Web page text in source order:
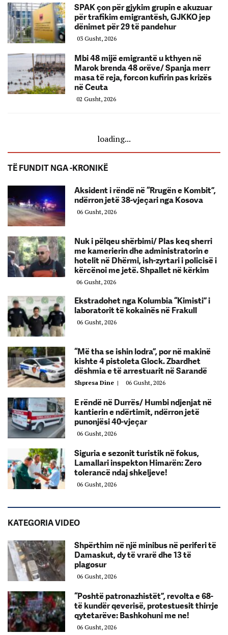
SPAK çon për gjykim grupin e akuzuar
për trafikim emigrantësh, GJKKO jep
dënimet për 29 të pandehur
03 Gusht, 2026
Mbi 48 mijë emigrantë u kthyen në
Marok brenda 48 orëve/ Spanja merr
masa të reja, forcon kufirin pas krizës
në Ceuta
02 Gusht, 2026
loading...
TË FUNDIT NGA -KRONIKË
Aksident i rëndë në “Rrugën e Kombit”,
ndërron jetë 38-vjeçari nga Kosova
06 Gusht, 2026
Nuk i pëlqeu shërbimi/ Plas keq sherri
me kamerierin dhe administratorin e
hotelit në Dhërmi, ish-zyrtari i policisë i
kërcënoi me jetë. Shpallet në kërkim
06 Gusht, 2026
Ekstradohet nga Kolumbia “Kimisti” i
laboratorit të kokainës në Frakull
06 Gusht, 2026
“Më tha se ishin lodra”, por në makinë
kishte 4 pistoleta Glock. Zbardhet
dëshmia e të arrestuarit në Sarandë
Shpresa Dine | 06 Gusht, 2026
E rëndë në Durrës/ Humbi ndjenjat në
kantierin e ndërtimit, ndërron jetë
punonjësi 40-vjeçar
06 Gusht, 2026
Siguria e sezonit turistik në fokus,
Lamallari inspekton Himarën: Zero
tolerancë ndaj shkeljeve!
06 Gusht, 2026
KATEGORIA VIDEO
Shpërthim në një minibus në periferi të
Damaskut, dy të vrarë dhe 13 të
plagosur
06 Gusht, 2026
“Poshtë patronazhistët”, revolta e 68-
të kundër qeverisë, protestuesit thirrje
qytetarëve: Bashkohuni me ne!
06 Gusht, 2026